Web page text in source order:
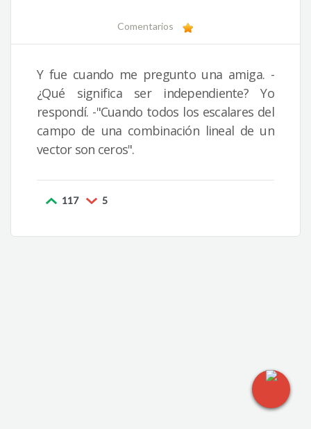
Comentarios
Y fue cuando me pregunto una amiga. -
¿Qué significa ser independiente? Yo
respondí. -"Cuando todos los escalares del
campo de una combinación lineal de un
vector son ceros".
117 5